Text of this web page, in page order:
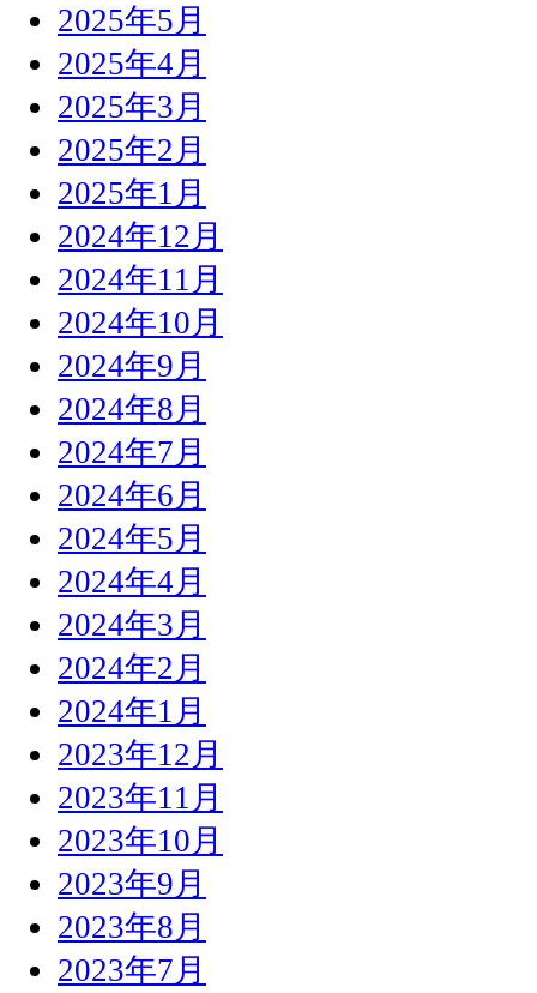
2025年5月
2025年4月
2025年3月
2025年2月
2025年1月
2024年12月
2024年11月
2024年10月
2024年9月
2024年8月
2024年7月
2024年6月
2024年5月
2024年4月
2024年3月
2024年2月
2024年1月
2023年12月
2023年11月
2023年10月
2023年9月
2023年8月
2023年7月